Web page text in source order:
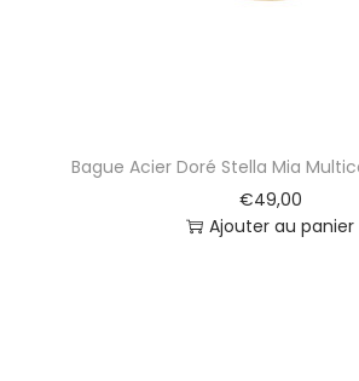
Bague Acier Doré Stella Mia
€49,00
Ajouter au panier